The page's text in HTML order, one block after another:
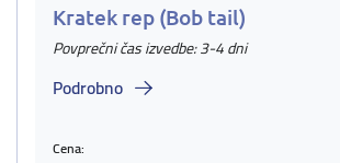
Kratek rep (Bob tail)
Povprečni čas izvedbe: 3-4 dni
Podrobno
Cena: